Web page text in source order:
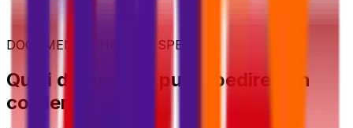
DOCUMENTI CHE PUOI SPEDIRE
Quali documenti puoi spedire con
corriere?